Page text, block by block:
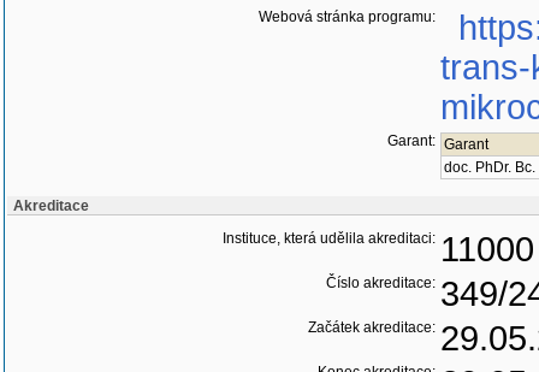
Webová stránka programu:
trans-
Garant: Garant
doc. PhDr.
Akreditace
Instituce, která udělila akreditaci:
Číslo akreditace: 349/
Začátek akreditace: